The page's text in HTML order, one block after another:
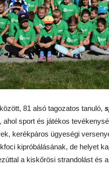
81 alsó tagozatos tanuló,
ahol sport és játékos
kerékpáros ügyeségi
kipróbálásának, de helyet
a kiskőrösi strandolást és